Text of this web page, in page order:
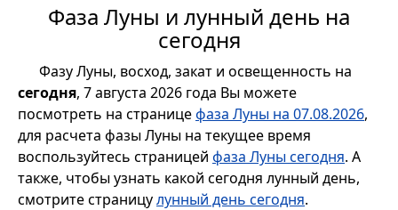
Фаза Луны и лунный день на
сегодня
Фазу Луны, восход, закат и освещенность на
сегодня, 7 августа 2026 года Вы можете
посмотреть на страницефаза Луны на 07.08.2026,
для расчета фазы Луны на текущее время
воспользуйтесь страницей фаза Луны сегодня. А
также, чтобы узнать какой сегодня лунный день,
смотрите страницулунный день сегодня.